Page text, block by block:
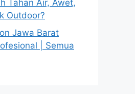
Tahan Air, Awet,
Outdoor?
Jawa Barat
| Semua